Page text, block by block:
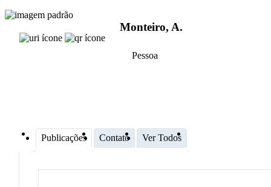
Monteiro, A.
Pessoa
Publicações Contato Ver Todos